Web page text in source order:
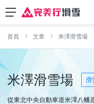
首頁 文章 米澤滑雪場
米澤滑雪場 滑
從東北中央自動車道米澤八幡